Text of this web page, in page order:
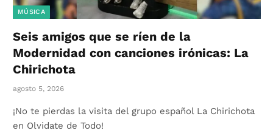
MÚSICA
Seis amigos que se ríen de la
Modernidad con canciones irónicas: La
Chirichota
agosto 5, 2026
¡No te pierdas la visita del grupo español La Chirichota
en Olvidate de Todo!